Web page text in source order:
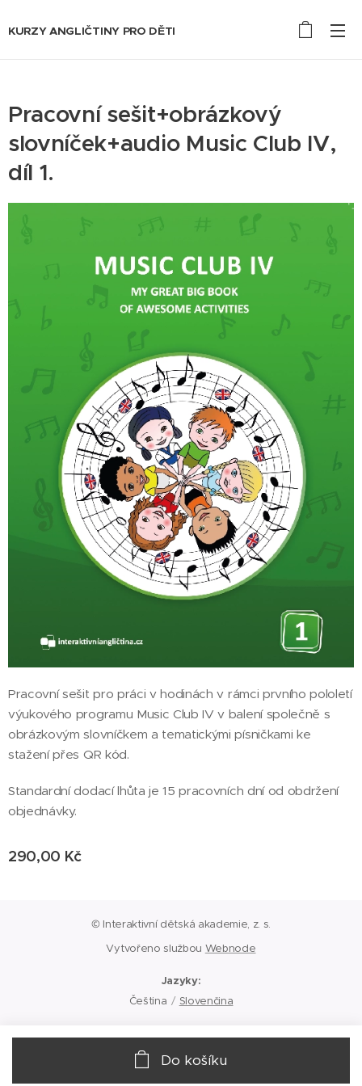
KURZY ANGLIČTINY PRO DĚTI
Pracovní sešit+obrázkový
slovníček+audio Music Club IV,
díl 1.
Pracovní sešit pro práci v hodinách v rámci prvního pololetí
výukového programu Music Club IV v balení společně s
obrázkovým slovníčkem a tematickými písničkami ke
stažení přes QR kód.
Standardní dodací lhůta je 15 pracovních dní od obdržení
objednávky.
290,00 Kč
Do košíku
© Interaktivní dětská akademie, z. s.
Vytvořeno službou Webnode
Jazyky
Čeština
Slovenčina